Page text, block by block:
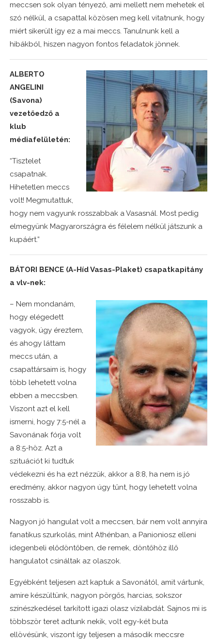
meccsen sok olyan tényező, ami mellett nem mehetek el
szó nélkül, a csapattal közösen meg kell vitatnunk, hogy
miért sikerült így ez a mai meccs. Tanulnunk kell a
hibákból, hiszen nagyon fontos feladatok jönnek.
ALBERTO
ANGELINI
(Savona)
vezetőedző a
klub
médiafelületén:
“Tisztelet
csapatnak.
Hihetetlen meccs
volt! Megmutattuk,
hogy nem vagyunk rosszabbak a Vasasnál. Most pedig
elmegyünk Magyarországra és félelem nélkül játszunk a
kupáért.”
BÁTORI BENCE (A-Híd Vasas-Plaket) csapatkapitány
a vlv-nek:
– Nem mondanám,
hogy elégedett
vagyok, úgy éreztem,
és ahogy láttam
meccs után, a
csapattársaim is, hogy
több lehetett volna
ebben a meccsben.
Viszont azt el kell
ismerni, hogy 7:5-nél a
Savonának fórja volt
a 8:5-höz. Azt a
szituációt ki tudtuk
védekezni és ha ezt nézzük, akkor a 8:8, ha nem is jó
eredmény, akkor nagyon úgy tűnt, hogy lehetett volna
rosszabb is.
Nagyon jó hangulat volt a meccsen, bár nem volt annyira
fanatikus szurkolás, mint Athénban, a Panioniosz elleni
idegenbeli elődöntőben, de remek, döntőhöz illő
hangulatot csináltak az olaszok.
Egyébként teljesen azt kaptuk a Savonától, amit vártunk,
amire készültünk, nagyon pörgős, harcias, sokszor
színészkedésel tarkított igazi olasz vízilabdát. Sajnos mi is
többször teret adtunk nekik, volt egy-két buta
ellövésünk, viszont így teljesen a második meccsre